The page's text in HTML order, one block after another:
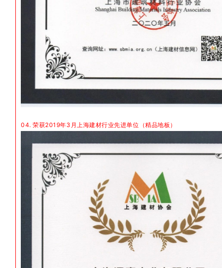
04. 荣获2019年3月上海建材行业先进单位（精品地板）